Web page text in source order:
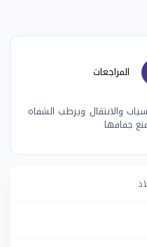
المراجعات
والانتقال ويرطب الشفاه
جفافها